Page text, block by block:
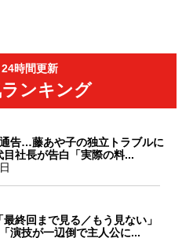
24時間更新
ランキング
告…藤あや子の独立トラブルに
目社長が告白「実際の料...
終回まで見る／もう見ない」
演技が一辺倒で主人公に...